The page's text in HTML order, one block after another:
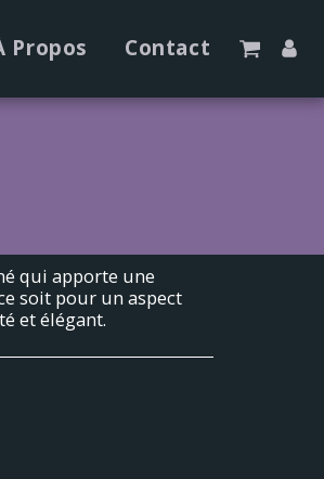
Propos Contact
qui apporte une
soit pour un aspect
et élégant.